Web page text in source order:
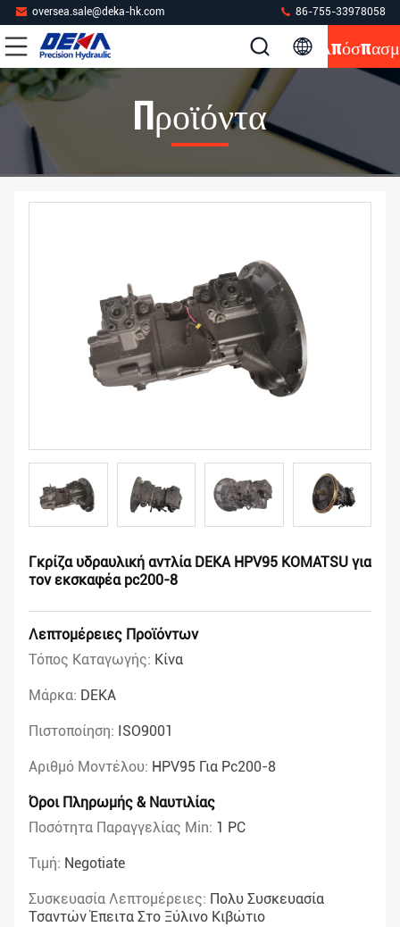
oversea.sale@deka-hk.com 86-755-33978058
Προϊόντα
Γκρίζα υδραυλική αντλία DEKA HPV95 KOMATSU για
τον εκσκαφέα pc200-8
Λεπτομέρειες Προϊόντων
Τόπος Καταγωγής: Κίνα
Μάρκα: DEKA
Πιστοποίηση: ISO9001
Αριθμό Μοντέλου: HPV95 Για Pc200-8
Όροι Πληρωμής & Ναυτιλίας
Ποσότητα Παραγγελίας Min: 1 PC
Τιμή: Negotiate
Συσκευασία Λεπτομέρειες: Πολυ Συσκευασία
Τσαντών Έπειτα Στο Ξύλινο Κιβώτιο